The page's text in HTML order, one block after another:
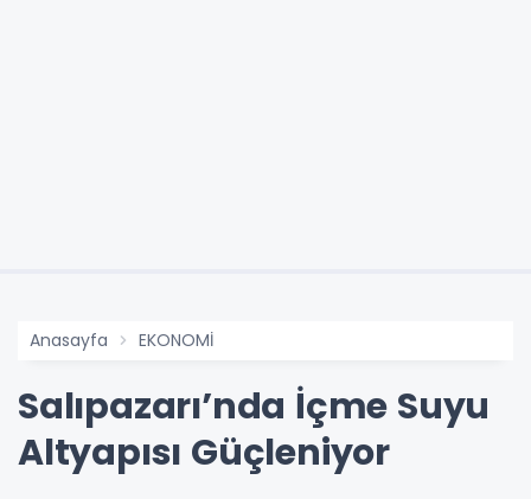
Anasayfa EKONOMİ
Salıpazarı’nda İçme Suyu
Altyapısı Güçleniyor